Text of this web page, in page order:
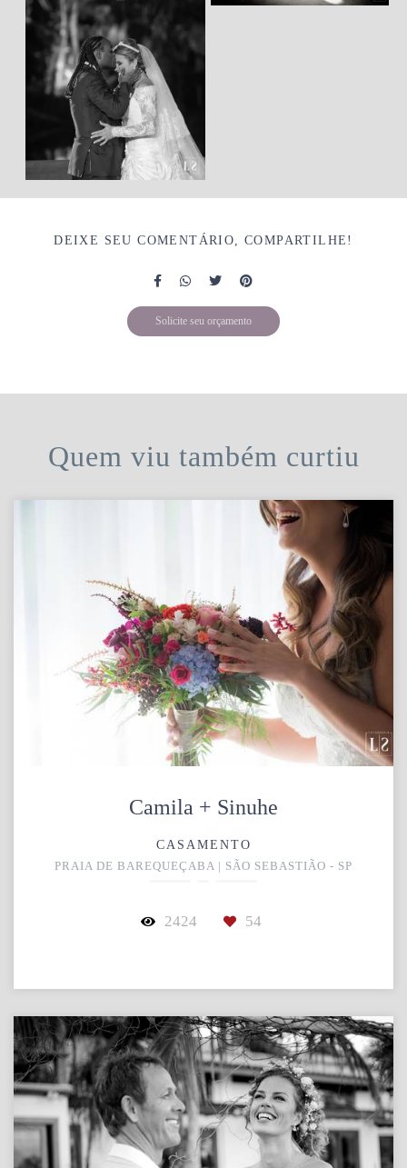
DEIXE SEU COMENTÁRIO, COMPARTILHE!
Solicite seu orçamento
Quem viu também curtiu
Camila + Sinuhe
CASAMENTO
PRAIA DE BAREQUEÇABA | SÃO SEBASTIÃO - SP
2424 54